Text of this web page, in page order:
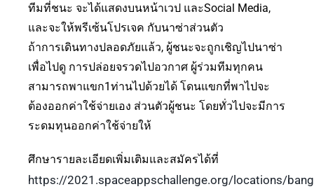
ทีมที่ชนะ จะได้แสดงบนหน้าเวป และSocial Media,
และจะให้พรีเซ้นโปรเจค กับนาซ่าส่วนตัว
ถ้าการเดินทางปลอดภัยแล้ว, ผู้ชนะจะถูกเชิญไปนาซ่า
เพื่อไปดู การปล่อยจรวดไปอวกาศ ผู้ร่วมทีมทุกคน
สามารถพาแขก1ท่านไปด้วยได้ โดนแขกที่พาไปจะ
ต้องออกค่าใช้จ่ายเอง ส่วนตัวผู้ชนะ โดยทั่วไปจะมีการ
ระดมทุนออกค่าใช้จ่ายให้
ศึกษารายละเอียดเพิ่มเติมและสมัครได้ที่
https://2021.spaceappschallenge.org/locations/